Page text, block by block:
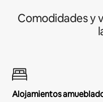
Comodidades y
Alojamientos